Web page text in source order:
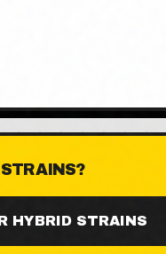
HYBRIDSTRAINS